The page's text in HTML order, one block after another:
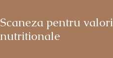
Scaneza pentru valori
nutritionale